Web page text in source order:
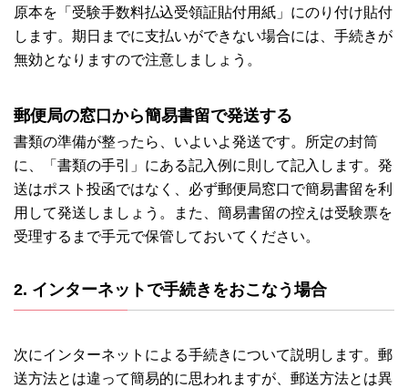
原本を「受験手数料払込受領証貼付用紙」にのり付け貼付
します。期日までに支払いができない場合には、手続きが
無効となりますので注意しましょう。
郵便局の窓口から簡易書留で発送する
書類の準備が整ったら、いよいよ発送です。所定の封筒
に、「書類の手引」にある記入例に則して記入します。発
送はポスト投函ではなく、必ず郵便局窓口で簡易書留を利
用して発送しましょう。また、簡易書留の控えは受験票を
受理するまで手元で保管しておいてください。
2. インターネットで手続きをおこなう場合
次にインターネットによる手続きについて説明します。郵
送方法とは違って簡易的に思われますが、郵送方法とは異